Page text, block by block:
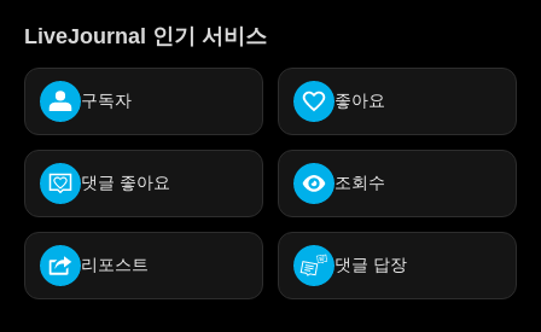
LiveJournal 인기 서비스
구독자 좋아요
댓글 좋아요 조회수
리포스트 댓글 답장